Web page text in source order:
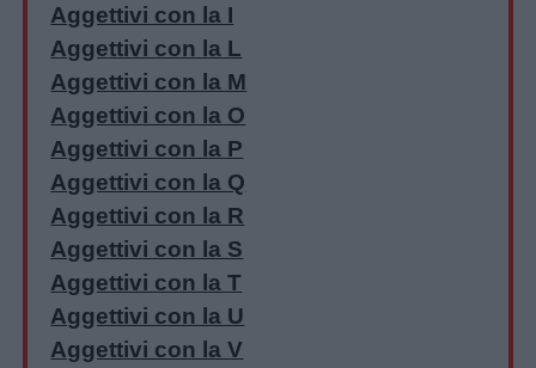
Aggettivi con la I
Aggettivi con la L
Aggettivi con la M
Aggettivi con la O
Aggettivi con la P
Aggettivi con la Q
Aggettivi con la R
Aggettivi con la S
Aggettivi con la T
Aggettivi con la U
Aggettivi con la V